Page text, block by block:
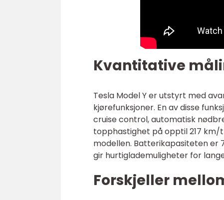
Kvantitative
Tesla Model Y er utstyrt med
kjørefunksjoner. En av disse
cruise control, automatisk
topphastighet på opptil 217
modellen. Batterikapasiteten er
gir hurtiglademuligheter for
Forskjeller